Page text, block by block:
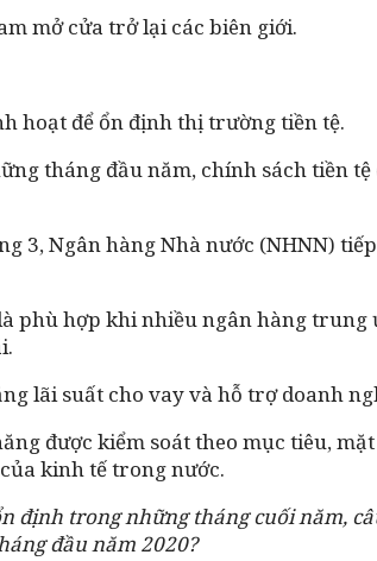
mở cửa trở lại các biên giới.
hoạt để ổn định thị trường tiền tệ.
tháng đầu năm, chính sách tiền
3, Ngân hàng Nhà nước (NHNN)
phù hợp khi nhiều ngân hàng
lãi suất cho vay và hỗ trợ doanh
được kiểm soát theo mục tiêu,
kinh tế trong nước.
trong những tháng cuối năm,
đầu năm 2020?